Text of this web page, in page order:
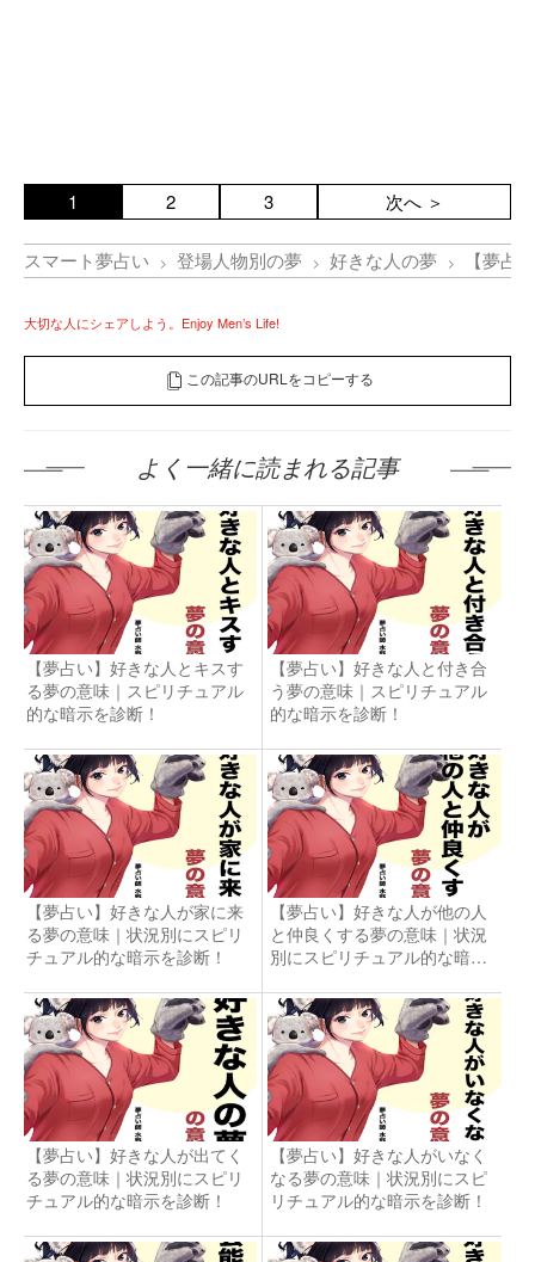
1 2 3 次へ ＞
スマート夢占い 登場人物別の夢 好きな人の夢 【夢占
大切な人にシェアしよう。Enjoy Men’s Life!
この記事のURLをコピーする
よく一緒に読まれる記事
【夢占い】好きな人とキスす
る夢の意味｜スピリチュアル
的な暗示を診断！
【夢占い】好きな人と付き合
う夢の意味｜スピリチュアル
的な暗示を診断！
【夢占い】好きな人が家に来
る夢の意味｜状況別にスピリ
チュアル的な暗示を診断！
【夢占い】好きな人が他の人
と仲良くする夢の意味｜状況
別にスピリチュアル的な暗示
【夢占い】好きな人が出てく
る夢の意味｜状況別にスピリ
チュアル的な暗示を診断！
【夢占い】好きな人がいなく
なる夢の意味｜状況別にスピ
リチュアル的な暗示を診断！